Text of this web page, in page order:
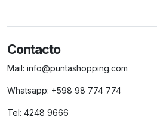
Contacto
Mail: info@puntashopping.com
Whatsapp: +598 98 774 774
Tel: 4248 9666